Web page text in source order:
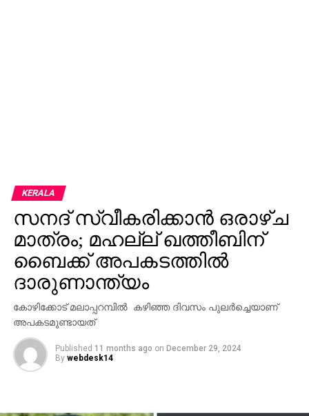
KERALA
സനദ് സ്വീകരിക്കാന്‍ ഒരാഴ്ച
മാത്രം; മഹല്ല് ഖത്തീബിന്
ബൈക്ക് അപകടത്തില്‍
ദാരുണാന്ത്യം
കോഴിക്കോട് മലാപ്പറമ്പില്‍ കഴിഞ്ഞ ദിവസം പുലര്‍ച്ചെയാണ്
അപകടമുണ്ടായത്
Published 11 months ago on December 29, 2024
By webdesk14